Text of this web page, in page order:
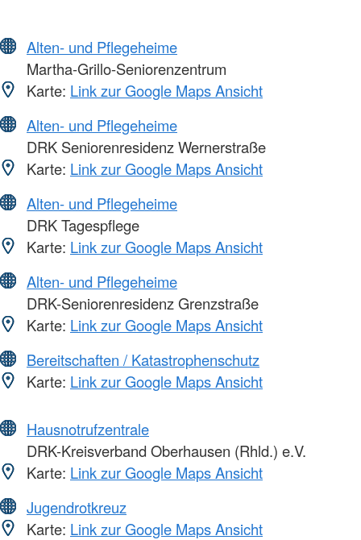
Alten- und Pflegeheime
Martha-Grillo-Seniorenzentrum
Karte: Link zur Google Maps Ansicht
Alten- und Pflegeheime
DRK Seniorenresidenz Wernerstraße
Karte: Link zur Google Maps Ansicht
Alten- und Pflegeheime
DRK Tagespflege
Karte: Link zur Google Maps Ansicht
Alten- und Pflegeheime
DRK-Seniorenresidenz Grenzstraße
Karte: Link zur Google Maps Ansicht
Bereitschaften / Katastrophenschutz
Karte: Link zur Google Maps Ansicht
Hausnotrufzentrale
DRK-Kreisverband Oberhausen (Rhld.) e.V.
Karte: Link zur Google Maps Ansicht
Jugendrotkreuz
Karte: Link zur Google Maps Ansicht